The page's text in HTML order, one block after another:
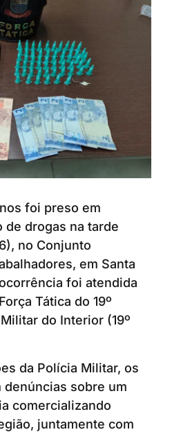
foi preso em
drogas na tarde
no Conjunto
em Santa
foi atendida
Tática do 19º
do Interior (19º
da Polícia Militar, os
sobre um
comercializando
juntamente com